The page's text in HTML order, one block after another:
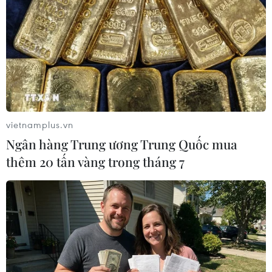
TIN LIÊN QUAN
Nhật Bản nâng dự báo tăng trưởng kinh tế
vietnamplus.vn
Ngân hàng Trung ương Trung Quốc mua
thêm 20 tấn vàng trong tháng 7